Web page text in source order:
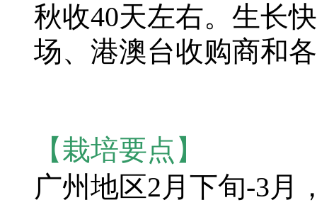
秋收40天左右。生长
场、港澳台收购商和
【栽培要点】
广州地区2月下旬-3月